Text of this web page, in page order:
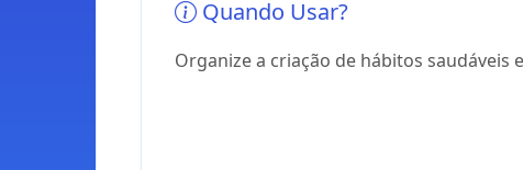
Quando Usar?
Organize a criação de hábitos saudáveis